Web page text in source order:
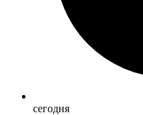
сегодня